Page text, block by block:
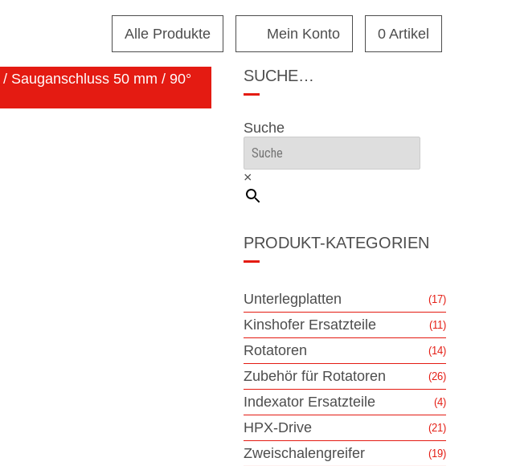
Alle Produkte Mein Konto 0 Artikel
/ Sauganschluss 50 mm / 90°
SUCHE…
Suche
×
PRODUKT-KATEGORIEN
Unterlegplatten (17)
Kinshofer Ersatzteile (11)
Rotatoren (14)
Zubehör für Rotatoren (26)
Indexator Ersatzteile (4)
HPX-Drive (21)
Zweischalengreifer (19)